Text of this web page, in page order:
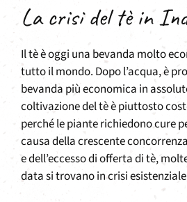
La crisi del tè in
Il tè è oggi una bevanda molto
tutto il mondo. Dopo l’acqua, è
bevanda più economica in
coltivazione del tè è piuttosto
perché le piante richiedono cure
causa della crescente
e dell’eccesso di offerta di tè,
data si trovano in crisi